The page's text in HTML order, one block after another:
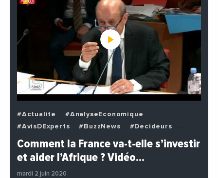
#Actualite
#AnalyseEconomique
#AvisDExperts
#BuzzNews
#Decideurs
#EchangesMediterraneens
#Economie
#Politique
Comment la France va-t-elle s’investir
et aider l’Afrique ? Vidéo…
mardi 2 juin 2020